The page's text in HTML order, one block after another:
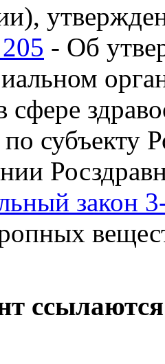
- Об
сфере
по субъекту
закон